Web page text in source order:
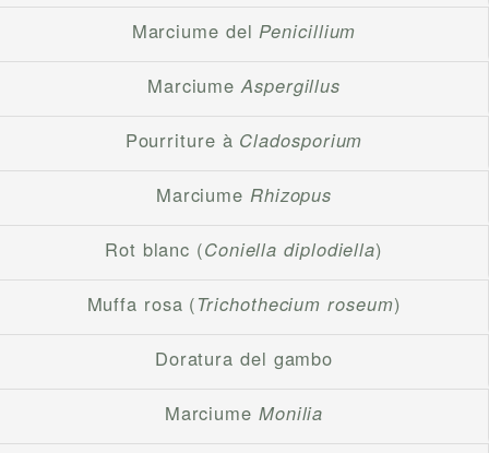
Marciume delPenicillium
MarciumeAspergillus
Pourriture à Cladosporium
Marciume Rhizopus
Rot blanc (Coniella diplodiella)
Muffa rosa (Trichothecium roseum)
Doratura del gambo
Marciume Monilia